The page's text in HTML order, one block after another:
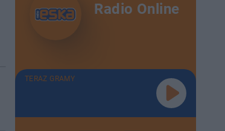
Radio Online
TERAZ GRAMY